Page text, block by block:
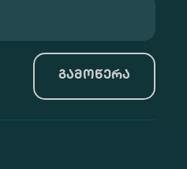
გამოწერა